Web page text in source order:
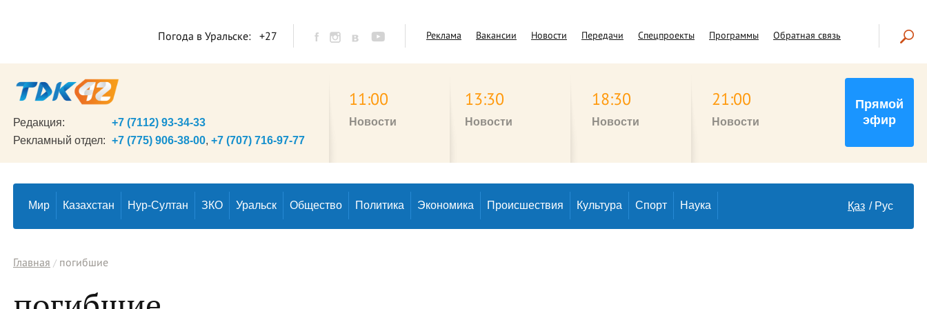
Погода в Уральске: +27 Реклама Вакансии Новости Передачи Спецпроекты Программы Обратная связь
Редакция:
+7 (7112) 93-34-33
Рекламный отдел: +7 (775) 906-38-00, +7 (707) 716-97-77
11:00
Новости
13:30
Новости
18:30
Новости
21:00
Новости
Прямой
эфир
Мир Казахстан Нур-Султан ЗКО Уральск Общество Политика Экономика Происшествия Культура Спорт Наука Қаз Рус
Главная погибшие